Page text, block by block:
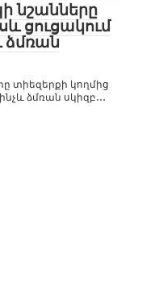
նշանները
ցուցակում
ձմռան
տիեզերքի կողմից
ձմռան սկիզբ․․․